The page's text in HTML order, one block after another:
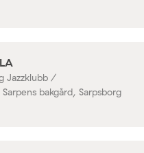
Jazzklubb /
bakgård, Sarpsborg